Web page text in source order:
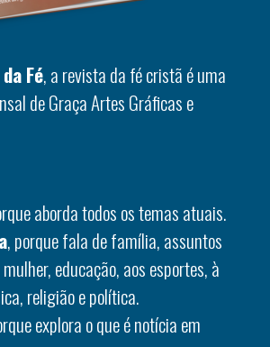
Fé, a revista da fé cristã é uma
de Graça Artes Gráficas e
aborda todos os temas atuais.
, porque fala de família, assuntos
educação, aos esportes, à
religião e política.
explora o que é notícia em